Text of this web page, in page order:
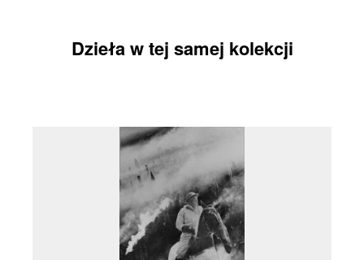
Dzieła w tej samej kolekcji